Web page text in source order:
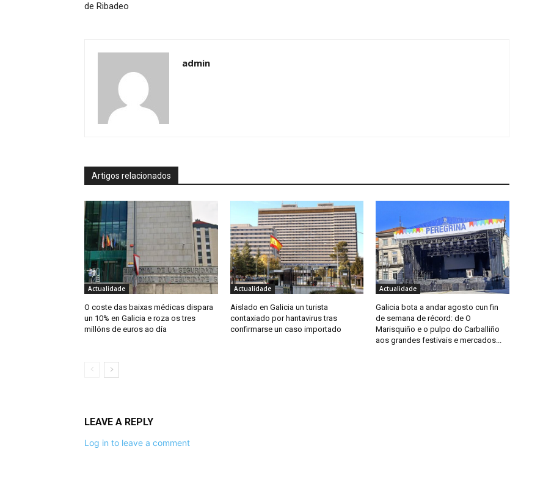
de Ribadeo
admin
Artigos relacionados
Actualidade
O coste das baixas médicas dispara
un 10% en Galicia e roza os tres
millóns de euros ao día
Actualidade
Aislado en Galicia un turista
contaxiado por hantavirus tras
confirmarse un caso importado
Actualidade
Galicia bota a andar agosto cun fin
de semana de récord: de O
Marisquiño e o pulpo do Carballiño
aos grandes festivais e mercados...
LEAVE A REPLY
Log in to leave a comment